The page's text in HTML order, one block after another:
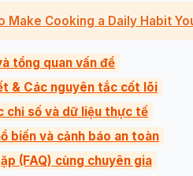
Make Cooking a Daily Habit
tổng quan vấn đề
& Các nguyên tắc cốt lõi
chỉ số và dữ liệu thực tế
biến và cảnh báo an toàn
(FAQ) cùng chuyên gia